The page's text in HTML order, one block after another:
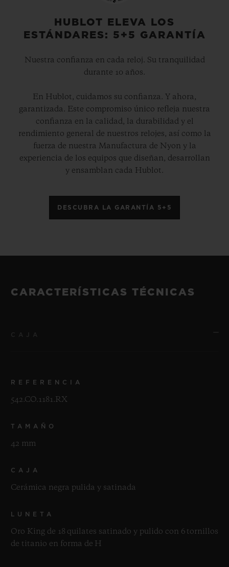
HUBLOT ELEVA LOS
ESTÁNDARES: 5+5 GARANTÍA
Nuestra confianza en cada reloj. Su tranquilidad
durante 10 años.
En Hublot, cuidamos su confianza. Y ahora,
garantizada. Este compromiso único refleja nuestra
confianza en la calidad, la durabilidad y el
rendimiento general de nuestros relojes, así como la
fuerza de nuestra Manufactura de Nyon y la
experiencia de los equipos que diseñan, desarrollan
y ensamblan cada Hublot.
DESCUBRA LA GARANTÍA 5+5
CARACTERÍSTICAS TÉCNICAS
REFERENCIA
542.CO.1181.RX
TAMAÑO
42 mm
CAJA
Cerámica negra pulida y satinada
LUNETA
Oro King de 18 quilates satinado y pulido con 6 tornillos
de titanio en forma de H